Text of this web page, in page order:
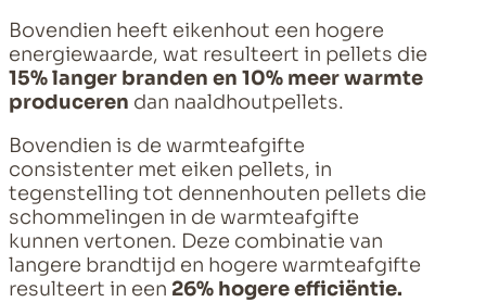
Bovendien heeft eikenhout een hogere
energiewaarde, wat resulteert in pellets die
15% langer branden en 10% meer warmte
produceren dan naaldhoutpellets.
Bovendien is de warmteafgifte
consistenter met eiken pellets, in
tegenstelling tot dennenhouten pellets die
schommelingen in de warmteafgifte
kunnen vertonen. Deze combinatie van
langere brandtijd en hogere warmteafgifte
resulteert in een 26% hogere efficiëntie.